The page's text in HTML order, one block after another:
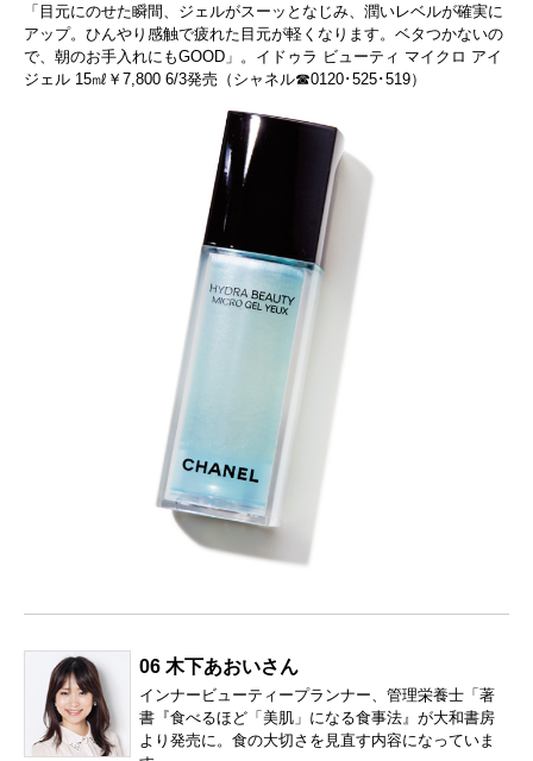
「目元にのせた瞬間、ジェルがスーッとなじみ、潤いレベルが確実に
アップ。ひんやり感触で疲れた目元が軽くなります。ベタつかないの
で、朝のお手入れにもGOOD」。イドゥラ ビューティ マイクロ アイ
ジェル 15㎖￥7,800 6/3発売（シャネル☎0120･525･519）
06 木下あおいさん
インナービューティープランナー、管理栄養士「著
書『食べるほど「美肌」になる食事法』が大和書房
より発売に。食の大切さを見直す内容になっていま